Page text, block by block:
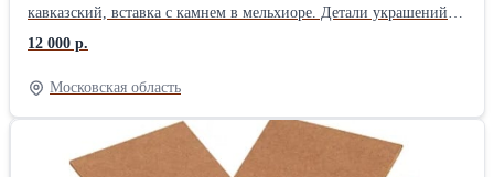
кавказский, вставка с камнем в мельхиоре. Детали украшений
выполнены из мельхиора. Ножны изготавливаются в ручную из
дерева и обтягиваются кожей. Футляр деревянный, с укладкой из
красного бархата, крышка из прозрачного стекла. Рога
сувенирные КРС.
12 000 р.
Московская область